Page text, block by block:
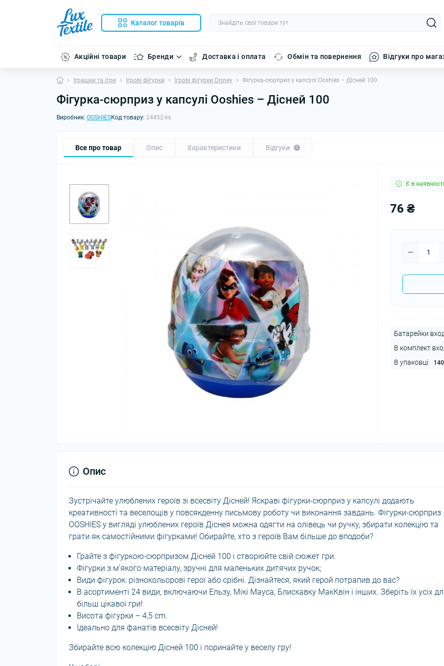
Каталог товарів
Акційні товари Бренди Доставка і оплата Обмін та повернення Відгуки про
Іграшки та ігри Ігрові фігурки Ігрові фігурки Disney Фігурка-сюрприз у капсулі Oоshies – Дісней 100
Фігурка-сюрприз у капсулі Oоshies – Дісней 100
Виробник: OOSHIESКод товару: 24452-ks
Все про товар Опис Характеристики Відгуки 0
Є в наявності
76 ₴
Батарейки
В комплект
В упаковці:
140
Опис
Зустрічайте улюблених героїв зі всесвіту Дісней! Яскраві фігурки-сюрприз у капсулі додають
креативності та веселощів у повсякденну письмову роботу чи виконання завдань. Фігурки-сюрприз
OOSHIES у вигляді улюблених героїв Діснея можна одягти на олівець чи ручку, збирати колекцію та
грати як самостійними фігурками! Обирайте, хто з героїв Вам більше до вподоби?
Грайте з фігуркою-сюрпризом Дісней 100 і створюйте свій сюжет гри.
Фігурки з м’якого матеріалу, зручні для маленьких дитячих ручок;
Види фігурок: різнокольорові герої або срібні. Дізнайтеся, який герой потрапив до вас?
В асортименті 24 види, включаючи Ельзу, Мікі Мауса, Блискавку МакКвін і інших. Зберіть їх усіх
більш цікавої гри!
Висота фігурки – 4,5 cm.
Ідеально для фанатів всесвіту Дісней!
Збирайте всю колекцію Дісней 100 і поринайте у веселу гру!